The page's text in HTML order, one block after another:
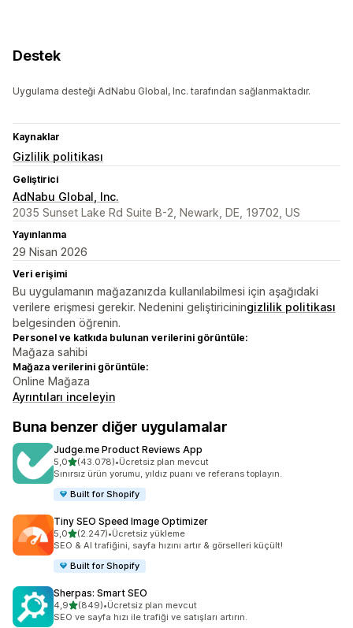
Destek
Uygulama desteği AdNabu Global, Inc. tarafından sağlanmaktadır.
Kaynaklar
Gizlilik politikası
Geliştirici
AdNabu Global, Inc.
2035 Sunset Lake Rd Suite B-2, Newark, DE, 19702, US
Yayınlanma
29 Nisan 2026
Veri erişimi
Bu uygulamanın mağazanızda kullanılabilmesi için aşağıdaki
verilere erişmesi gerekir. Nedenini geliştiriciningizlilik politikası
belgesinden öğrenin.
Personel ve katkıda bulunan verilerini görüntüle:
Mağaza sahibi
Mağaza verilerini görüntüle:
Online Mağaza
Ayrıntıları inceleyin
Buna benzer diğer uygulamalar
Judge.me Product Reviews App
5,05 yıldız üzerinden
(43.078)
toplam 43078 değerlendirme
•Ücretsiz plan mevcut
Sınırsız ürün yorumu, yıldız puanı ve referans toplayın.
Built for Shopify
Tiny SEO Speed Image Optimizer
5,05 yıldız üzerinden
(2.247)
toplam 2247 değerlendirme
•Ücretsiz yükleme
SEO & AI trafiğini, sayfa hızını artır & görselleri küçült!
Built for Shopify
Sherpas: Smart SEO
4,95 yıldız üzerinden
(849)
toplam 849 değerlendirme
•Ücretsiz plan mevcut
SEO ve sayfa hızı ile trafiği ve satışları artırın.